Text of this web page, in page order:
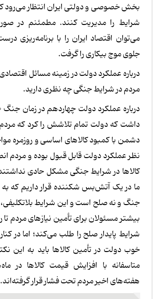
بخش خصوصی و دولتی ایران انتظار می‌رود که
شرایط را مدیریت کنند. مطمئنم در
می‌توان اقتصاد ایران را با برنامه‌ریزی
جلوی موج بیکاری را گرفت.
درباره عملکرد دولت در زمینه مسائل
مردم در شرایط جنگی چه نظری دارید.
داشت که دولت تمام تلاشش را کرد که مردم
دشمن با کمبود کالاهای اساسی و روزمره
نظر عملکرد دولت قابل قبول بوده و مردم
کالاها در شرایط جنگی مشکل حادی
ما در یک آتش‌بس شکننده قرار داریم که
جنگ و نه صلح است و این شرایط
بیشتر مسئولان برای تأمین نیازهای مردم
شرایط پایدار صلح را طلب می‌کند؛ اما در
خوب دولت در تأمین کالاها باید به این
متاسفانه با افزایش قیمت کالاها در
هفته‌های اخیر مردم تحت فشار قرار گرفته‌اند.